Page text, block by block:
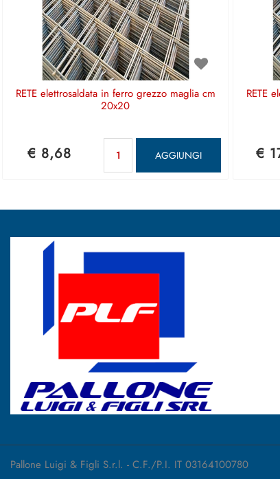
RETE elettrosaldata in ferro grezzo maglia cm
20x20
€ 8,68 AGGIUNGI
RETE
€
Pallone Luigi & Figli S.r.l. - C.F./P.I. IT 03164100780